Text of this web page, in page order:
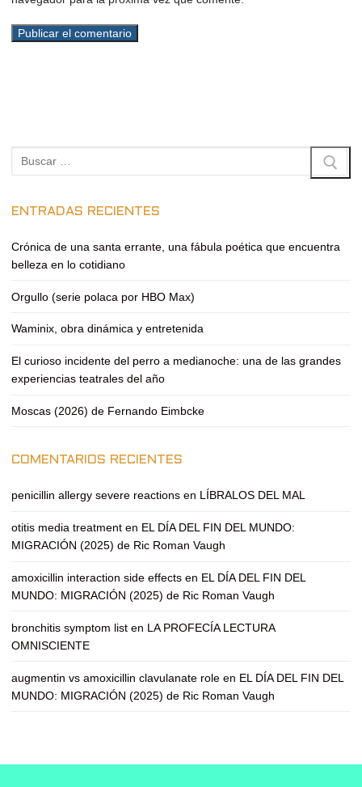
Buscar:
ENTRADAS RECIENTES
Crónica de una santa errante, una fábula poética que encuentra
belleza en lo cotidiano
Orgullo (serie polaca por HBO Max)
Waminix, obra dinámica y entretenida
El curioso incidente del perro a medianoche: una de las grandes
experiencias teatrales del año
Moscas (2026) de Fernando Eimbcke
COMENTARIOS RECIENTES
penicillin allergy severe reactions en LÍBRALOS DEL MAL
otitis media treatment en EL DÍA DEL FIN DEL MUNDO:
MIGRACIÓN (2025) de Ric Roman Vaugh
amoxicillin interaction side effects en EL DÍA DEL FIN DEL
MUNDO: MIGRACIÓN (2025) de Ric Roman Vaugh
bronchitis symptom list en LA PROFECÍA LECTURA
OMNISCIENTE
augmentin vs amoxicillin clavulanate role en EL DÍA DEL FIN DEL
MUNDO: MIGRACIÓN (2025) de Ric Roman Vaugh